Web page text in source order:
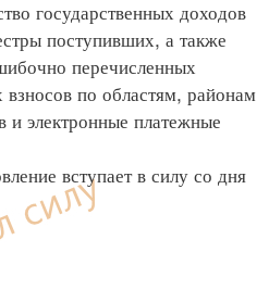
государственных доходов
поступивших, а также
перечисленных
по областям, районам
и электронные платежные
вступает в силу со дня